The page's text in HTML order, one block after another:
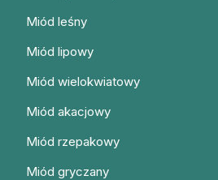
Miód leśny
Miód lipowy
Miód wielokwiatowy
Miód akacjowy
Miód rzepakowy
Miód gryczany